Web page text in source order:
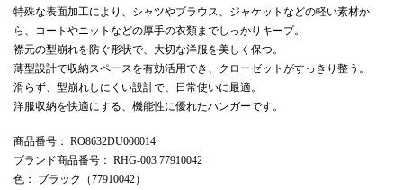
特殊な表面加工により、シャツやブラウス、ジャケットなどの軽い素材か
ら、コートやニットなどの厚手の衣類までしっかりキープ。
襟元の型崩れを防ぐ形状で、大切な洋服を美しく保つ。
薄型設計で収納スペースを有効活用でき、クローゼットがすっきり整う。
滑らず、型崩れしにくい設計で、日常使いに最適。
洋服収納を快適にする、機能性に優れたハンガーです。
商品番号 ： RO8632DU000014
ブランド商品番号 ： RHG-003 77910042
色 ： ブラック（77910042）